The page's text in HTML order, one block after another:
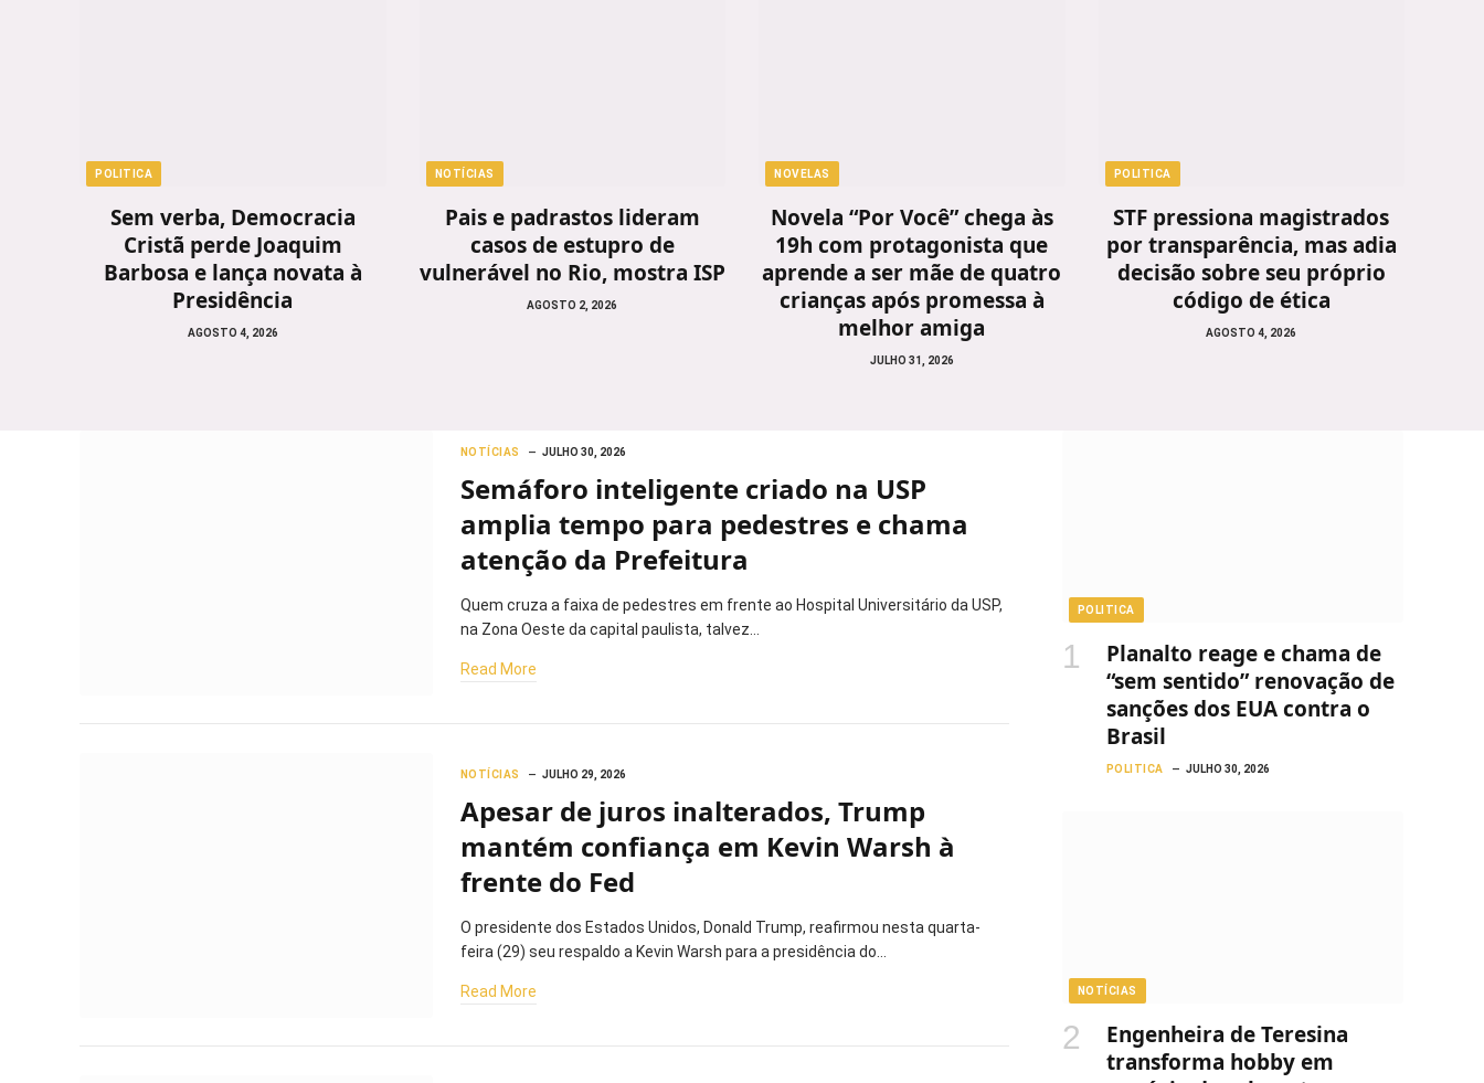
POLITICA
Sem verba, Democracia
Cristã perde Joaquim
Barbosa e lança novata à
Presidência
AGOSTO 4, 2026
NOTÍCIAS
Pais e padrastos lideram
casos de estupro de
vulnerável no Rio, mostra ISP
AGOSTO 2, 2026
NOVELAS
Novela “Por Você” chega às
19h com protagonista que
aprende a ser mãe de quatro
crianças após promessa à
melhor amiga
JULHO 31, 2026
POLITICA
STF pressiona magistrados
por transparência, mas adia
decisão sobre seu próprio
código de ética
AGOSTO 4, 2026
NOTÍCIAS JULHO 30, 2026
Semáforo inteligente criado na USP
amplia tempo para pedestres e chama
atenção da Prefeitura
Quem cruza a faixa de pedestres em frente ao Hospital Universitário da USP,
na Zona Oeste da capital paulista, talvez…
Read More
NOTÍCIAS JULHO 29, 2026
Apesar de juros inalterados, Trump
mantém confiança em Kevin Warsh à
frente do Fed
O presidente dos Estados Unidos, Donald Trump, reafirmou nesta quarta-
feira (29) seu respaldo a Kevin Warsh para a presidência do…
Read More
POLITICA
Planalto reage e chama de
“sem sentido” renovação de
sanções dos EUA contra o
Brasil
POLITICA JULHO 30, 2026
NOTÍCIAS
Engenheira de Teresina
transforma hobby em